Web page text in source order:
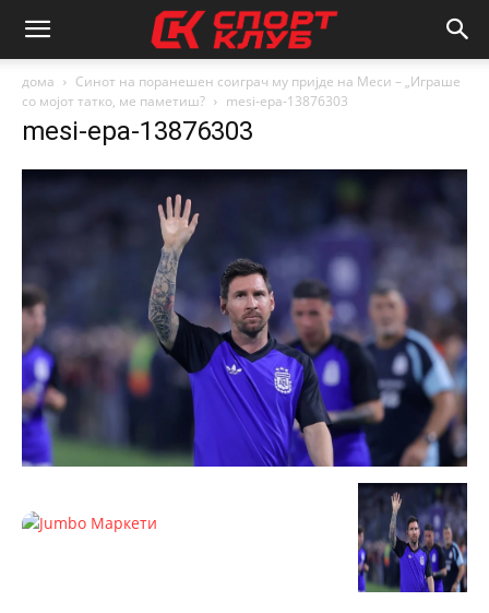
дома
Синот на поранешен соиграч му пријде на Меси – „Играше
со мојот татко, ме паметиш?
mesi-epa-13876303
mesi-epa-13876303